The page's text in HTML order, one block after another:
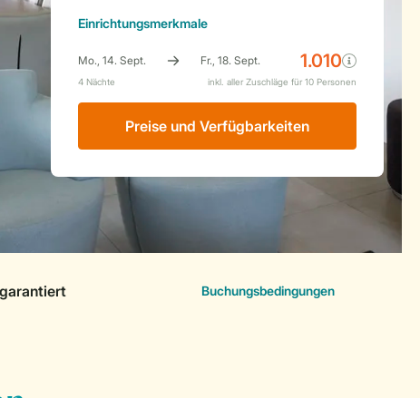
Einrichtungsmerkmale
Preise und Verfügbarkeiten